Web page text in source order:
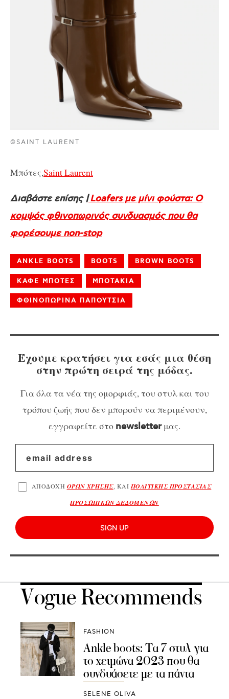
©SAINT LAURENT
Μπότες,Saint Laurent
Διαβάστε επίσης |Loafers με μίνι φούστα: O
κομψός φθινοπωρινός συνδυασμός που θα
φορέσουμε non-stop
ANKLE BOOTS BOOTS BROWN BOOTS
ΚΑΦΕ ΜΠΟΤΕΣ ΜΠΟΤΑΚΙΑ
ΦΘΙΝΟΠΩΡΙΝΑ ΠΑΠΟΥΤΣΙΑ
Έχουμε κρατήσει για εσάς μια θέση
στην πρώτη σειρά της μόδας.
Για όλα τα νέα της ομορφιάς, του στυλ και του
τρόπου ζωής που δεν μπορούν να περιμένουν,
εγγραφείτε στο newsletterμας.
ΑΠΟΔΟΧΗ ΟΡΩΝ ΧΡΗΣΗΣ, ΚΑΙ ΠΟΛΙΤΙΚΗΣ ΠΡΟΣΤΑΣΙΑΣ
ΠΡΟΣΩΠΙΚΩΝ ΔΕΔΟΜΕΝΩΝ
SIGN UP
Vogue Recommends
FASHION
Ankle boots: Τα 7 στυλ για
το χειμώνα 2023 που θα
συνδυάσετε με τα πάντα
SELENE OLIVA